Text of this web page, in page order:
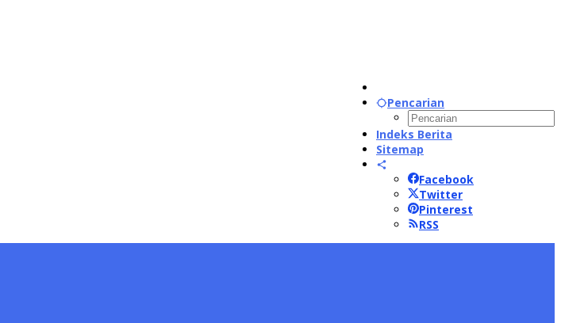
Pencarian
Indeks Berita
Sitemap
Facebook
Twitter
Pinterest
RSS